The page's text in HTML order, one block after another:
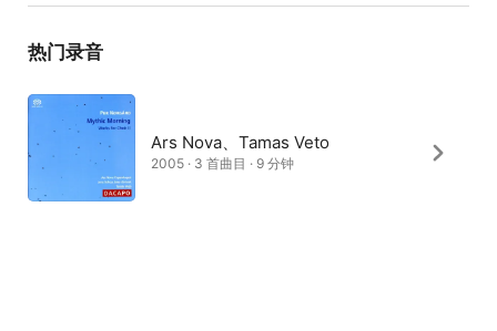
搜索
热门录音
Ars Nova、Tamas Veto
2005 · 3 首曲目 · 9 分钟